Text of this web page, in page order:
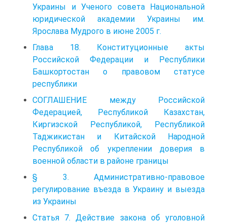
Украины и Ученого совета Национальной
юридической академии Украины им.
Ярослава Мудрого в июне 2005 г.
Глава 18. Конституционные акты
Российской Федерации и Республики
Башкортостан о правовом статусе
республики
СОГЛАШЕНИЕ между Российской
Федерацией, Республикой Казахстан,
Киргизской Республикой, Республикой
Таджикистан и Китайской Народной
Республикой об укреплении доверия в
военной области в районе границы
§ 3. Административно-правовое
регулирование въезда в Украину и выезда
из Украины
Статья 7. Действие закона об уголовной